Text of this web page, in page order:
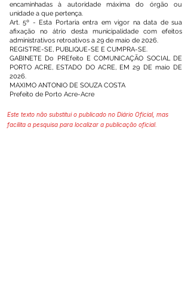
encaminhadas à autoridade máxima do órgão ou
unidade a que pertença.
Art. 5º - Esta Portaria entra em vigor na data de sua
afixação no átrio desta municipalidade com efeitos
administrativos retroativos a 29 de maio de 2026.
REGISTRE-SE, PUBLIQUE-SE E CUMPRA-SE.
GABINETE Do PREfeito E COMUNICAÇÃO SOCIAL DE
PORTO ACRE, ESTADO DO ACRE, EM 29 DE maio DE
2026.
MAXIMO ANTONIO DE SOUZA COSTA
Prefeito de Porto Acre-Acre
Este texto não substitui o publicado no Diário Oficial, mas
facilita a pesquisa para localizar a publicação oficial.